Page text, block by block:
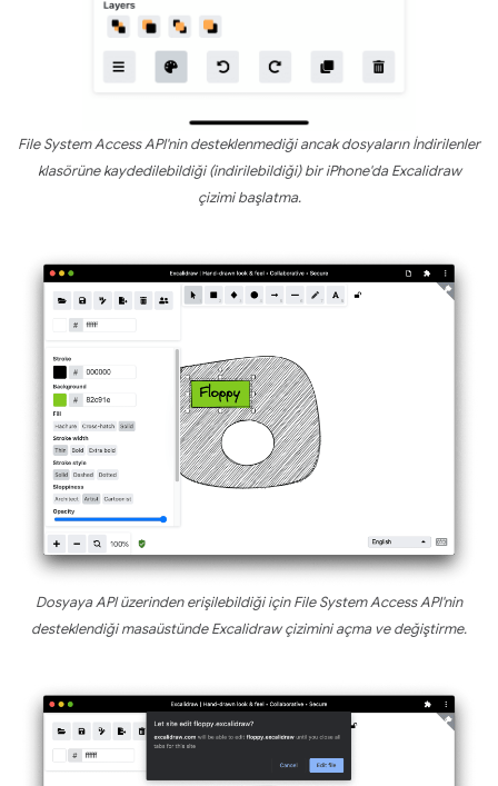
File System Access API'nin desteklenmediği ancak dosyaların İndirilenler
klasörüne kaydedilebildiği (indirilebildiği) bir iPhone'da Excalidraw
çizimi başlatma.
Dosyaya API üzerinden erişilebildiği için File System Access API'nin
desteklendiği masaüstünde Excalidraw çizimini açma ve değiştirme.